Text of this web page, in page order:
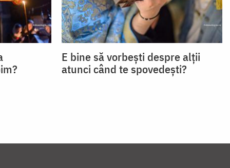
E bine să vorbești despre alții
atunci când te spovedești?